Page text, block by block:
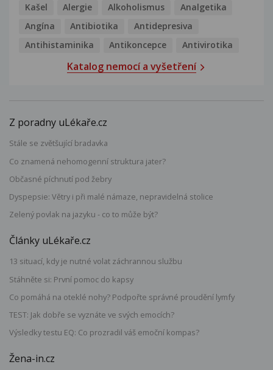
Kašel Alergie Alkoholismus
Analgetika
Angína
Antibiotika
Antidepresiva
Antihistaminika
Antikoncepce Antivirotika
Katalog nemocí a vyšetření
Z poradny uLékaře.cz
Stále se zvětšující bradavka
Co znamená nehomogenní struktura jater?
Občasné píchnutí pod žebry
Dyspepsie: Větry i při malé námaze, nepravidelná stolice
Zelený povlak na jazyku - co to může být?
Články uLékaře.cz
13 situací, kdy je nutné volat záchrannou službu
Stáhněte si: První pomoc do kapsy
Co pomáhá na oteklé nohy? Podpořte správné proudění lymfy
TEST: Jak dobře se vyznáte ve svých emocích?
Výsledky testu EQ: Co prozradil váš emoční kompas?
Žena-in.cz